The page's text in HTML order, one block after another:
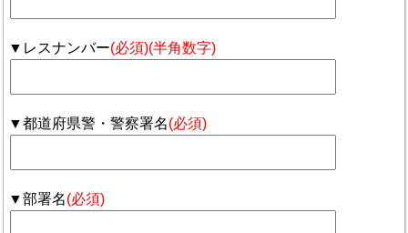
▼レスナンバー(必須)(半角数字)
▼都道府県警・警察署名(必須)
▼部署名(必須)